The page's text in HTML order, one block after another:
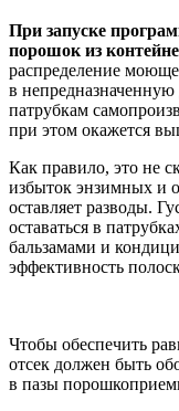
При запуске
порошок из
распределение
в непредназначенную
патрубкам
при этом окажется
Как правило, это не
избыток энзимных и
оставляет разводы.
оставаться в
бальзамами и
эффективность
Чтобы обеспечить
отсек должен быть
в пазы